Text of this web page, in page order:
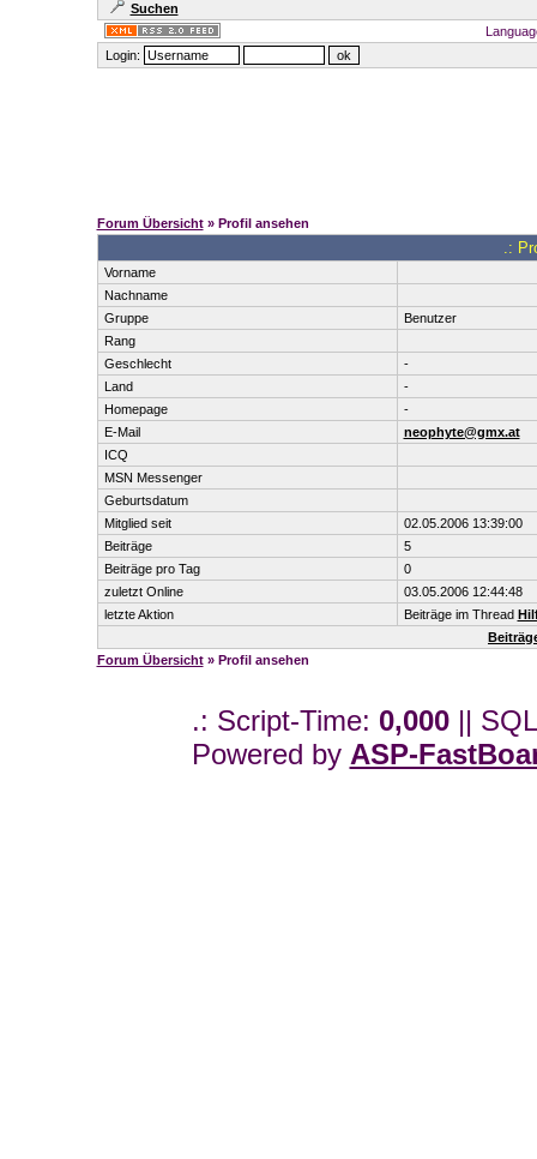
Suchen
Login:
Forum Übersicht» Profil ansehen
.:
Vorname
Nachname
Gruppe
Benutzer
Rang
Geschlecht
-
Land
-
Homepage
-
E-Mail
neophyte@gmx.at
ICQ
MSN Messenger
Geburtsdatum
Mitglied seit
02.05.2006 13:39:00
Beiträge
5
Beiträge pro Tag
0
zuletzt Online
03.05.2006 12:44:48
letzte Aktion
Beiträge im Thread
Forum Übersicht» Profil ansehen
.: Script-Time: 0,000||
Powered by ASP-